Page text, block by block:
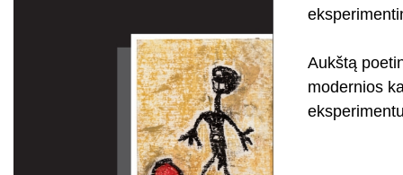
Aukštą
modernios